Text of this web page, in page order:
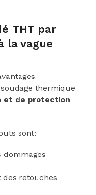
THT par
la vague
thermique
et de protection
sont:
dommages
retouches.